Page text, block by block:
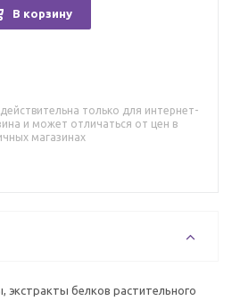
В корзину
только для интернет-
и может отличаться от цен в
магазинах
экстракты белков растительного